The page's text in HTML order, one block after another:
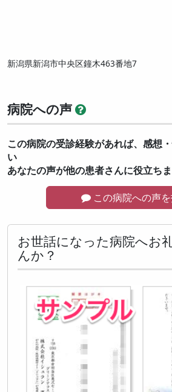
新潟県新潟市中央区鐘木463番地7
病院への声
この病院の受診経験があれば、感想
い
あなたの声が他の患者さんに役立ち
この病院への声
お世話になった病院へお
んか？